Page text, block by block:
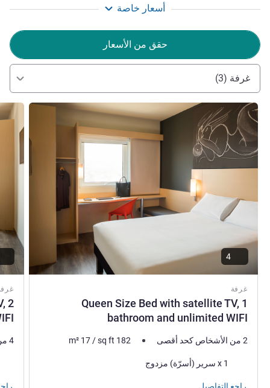
أسعار خاصة
حقق من الأسعار
غرفة (3)
غرفة
1 Queen Size Bed with satellite TV,
bathroom and unlimited WIFI
راجع التفاصيل
2 من الأشخاص كحد أقصى m² 17/sq ft 182
فرش السرير
1 x سرير (أسرّة) مزدوج
راجع
4 من الأشخاص كحد أقصى